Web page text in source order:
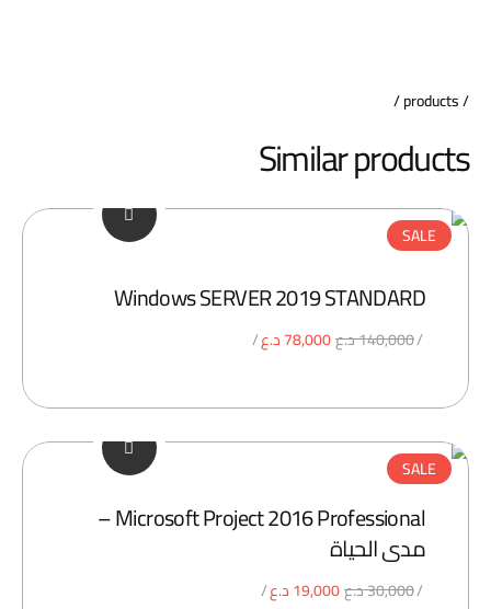
products
Similar products
SALE
Windows SERVER 2019 STANDARD
140,000د.عالسعر
هو:
140,000 د.ع.
78,000د.عالسعر
هو:
78,000 د.ع.
SALE
Microsoft Project 2016 Professional –
مدى الحياة
30,000د.عالسعر
19,000د.عالسعر